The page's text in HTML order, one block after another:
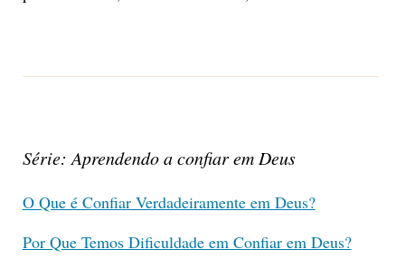
Série: Aprendendo a confiar em Deus
O Que é Confiar Verdadeiramente em Deus?
Por Que Temos Dificuldade em Confiar em Deus?